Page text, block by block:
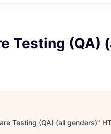
Testing (QA)
Testing (QA) (all genders)"